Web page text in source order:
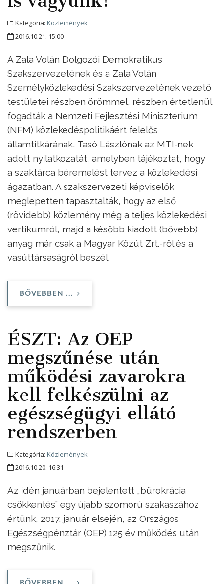
Kategória: Közlemények
2016.10.21. 15:00
A Zala Volán Dolgozói Demokratikus
Szakszervezetének és a Zala Volán
Személyközlekedési Szakszervezetének vezető
testületei részben örömmel, részben értetlenül
fogadták a Nemzeti Fejlesztési Minisztérium
(NFM) közlekedéspolitikáért felelős
államtitkárának, Tasó Lászlónak az MTI-nek
adott nyilatkozatát, amelyben tájékoztat, hogy
a szaktárca béremelést tervez a közlekedési
ágazatban. A szakszervezeti képviselők
meglepetten tapasztalták, hogy az első
(rövidebb) közlemény még a teljes közlekedési
vertikumról, majd a később kiadott (bővebb)
anyag már csak a Magyar Közút Zrt.-ről és a
vasúttársaságról beszél.
BŐVEBBEN ...
ÉSZT: Az OEP
megszűnése után
működési zavarokra
kell felkészülni az
egészségügyi ellátó
rendszerben
Kategória: Közlemények
2016.10.20. 16:31
Az idén januárban bejelentett „bürokrácia
csökkentés” egy újabb szomorú szakaszához
értünk, 2017. január elsején, az Országos
Egészségpénztár (OEP) 125 év működés után
megszűnik.